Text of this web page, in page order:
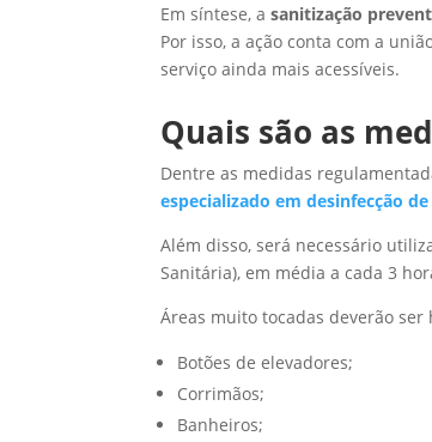
Em síntese, asanitização
Por isso, a ação conta com a
serviço ainda mais acessíveis.
Quais são as
Dentre as medidas
especializado em desinfecção
Além disso, será necessário
Sanitária), em média a cada 3
Áreas muito tocadas deverão
Botões de elevadores;
Corrimãos;
Banheiros;